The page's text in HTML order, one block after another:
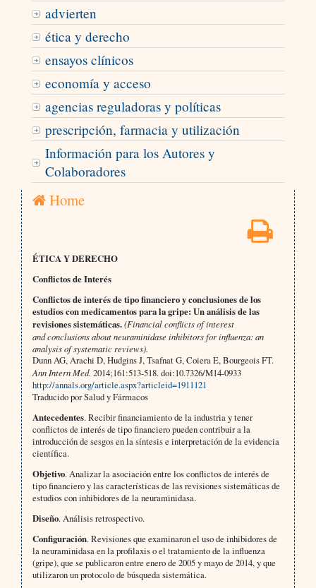
advierten
ética y derecho
ensayos clínicos
economía y acceso
agencias reguladoras y políticas
prescripción, farmacia y utilización
Información para los Autores y
Colaboradores
Home
ÉTICA Y DERECHO
Conflictos de Interés
Conflictos de interés de tipo financiero y conclusiones de los
estudios con medicamentos para la gripe: Un análisis de las
revisiones sistemáticas.(Financial conflicts of interest
and conclusions about neuraminidase inhibitors for influenza: an
analysis of systematic reviews).
Dunn AG, Arachi D, Hudgins J, Tsafnat G, Coiera E, Bourgeois FT.
Ann Intern Med. 2014;161:513-518. doi:10.7326/M14-0933
http://annals.org/article.aspx?articleid=1911121
Traducido por Salud y Fármacos
Antecedentes. Recibir financiamiento de la industria y tener
conflictos de interés de tipo financiero pueden contribuir a la
introducción de sesgos en la síntesis e interpretación de la evidencia
científica.
Objetivo. Analizar la asociación entre los conflictos de interés de
tipo financiero y las características de las revisiones sistemáticas de
estudios con inhibidores de la neuraminidasa.
Diseño. Análisis retrospectivo.
Configuración. Revisiones que examinaron el uso de inhibidores de
la neuraminidasa en la profilaxis o el tratamiento de la influenza
(gripe), que se publicaron entre enero de 2005 y mayo de 2014, y que
utilizaron un protocolo de búsqueda sistemática.